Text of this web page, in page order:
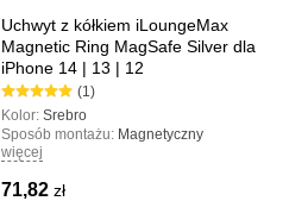
Uchwyt z kółkiem iLoungeMax
Magnetic Ring MagSafe Silver dla
iPhone 14 | 13 | 12
(1)
Kolor:Srebro
Sposób montażu: Magnetyczny
Rodzaj uchwytu:
Najważniejsze cechy:
więcej
71,82zł